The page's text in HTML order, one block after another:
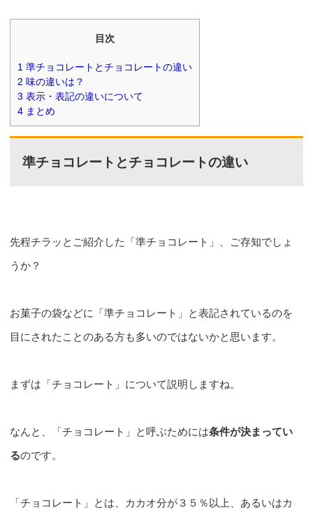
目次
1 準チョコレートとチョコレートの違い
2 味の違いは？
3 表示・表記の違いについて
4 まとめ
準チョコレートとチョコレートの違い
先程チラッとご紹介した「準チョコレート」、ご存知でしょ
うか？
お菓子の袋などに「準チョコレート」と表記されているのを
目にされたことのある方も多いのではないかと思います。
まずは「チョコレート」について説明しますね。
なんと、「チョコレート」と呼ぶためには条件が決まってい
るのです。
「チョコレート」とは、カカオ分が３５％以上、あるいはカ